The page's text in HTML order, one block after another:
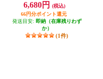
6,680円
(税込)
66円分ポイント還元
発送目安: 即納（在庫残りわず
か）
(1件)